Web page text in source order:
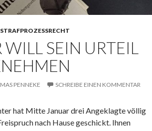
STRAFPROZESSRECHT
WILL SEIN URTEIL
PENNEKE SCHREIBE EINEN KOMMENTAR
hat Mitte Januar drei Angeklagte völlig
nach Hause geschickt. Ihnen